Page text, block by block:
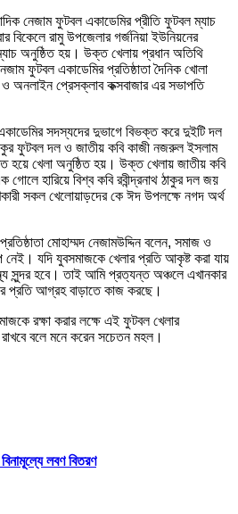
নেজাম ফুটবল একাডেমির প্রীতি ফুটবল ম্যাচ
রামু উপজেলার গর্জনিয়া ইউনিয়নের
অনুষ্ঠিত হয়। উক্ত খেলায় প্রধান অতিথি
ফুটবল একাডেমির প্রতিষ্ঠাতা দৈনিক খোলা
ও অনলাইন প্রেসক্লাব কক্সবাজার এর সভাপতি
সদস্যদের দুভাগে বিভক্ত করে দুইটি দল
ফুটবল দল ও জাতীয় কবি কাজী নজরুল ইসলাম
খেলা অনুষ্ঠিত হয়। উক্ত খেলায় জাতীয় কবি
হারিয়ে বিশ্ব কবি রবীন্দ্রনাথ ঠাকুর দল জয়
সকল খেলোয়াড়দের কে ঈদ উপলক্ষে নগদ অর্থ
মোহাম্মদ নেজামউদ্দিন বলেন, সমাজ ও
নেই। যদি যুবসমাজকে খেলার প্রতি আকৃষ্ট করা যায়
সুন্দর হবে। তাই আমি প্রত্যন্ত অঞ্চলে এখানকার
প্রতি আগ্রহ বাড়াতে কাজ করছে।
রক্ষা করার লক্ষে এই ফুটবল খেলার
বলে মনে করেন সচেতন মহল।
লবণ বিতরণ